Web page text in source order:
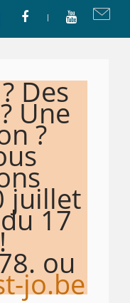
Des
Une
?
juillet
17
ou
jo.be